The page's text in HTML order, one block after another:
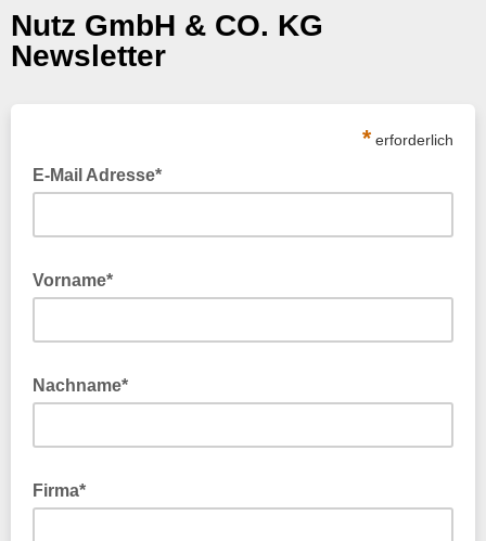
Nutz GmbH & CO. KG
Newsletter
* erforderlich
E-Mail Adresse*
Vorname*
Nachname*
Firma*